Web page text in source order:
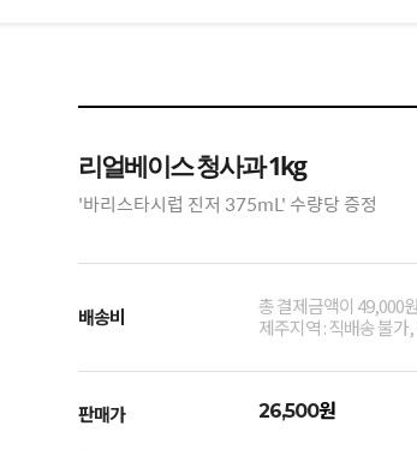
리얼베이스 청사과 1kg
'바리스타시럽 진저 375mL' 수량당 증정
배송비
총 결제금액이 49,000
제주지역 : 직배송 불
판매가 26,500원